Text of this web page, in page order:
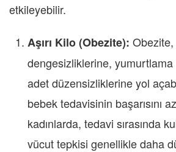
etkileyebilir.
Aşırı Kilo (Obezite):
dengesizliklerine,
adet düzensizliklerine yol
bebek tedavisinin başarısını
kadınlarda, tedavi sırasında
vücut tepkisi genellikle daha